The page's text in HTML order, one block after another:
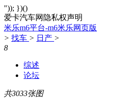
")); })()
爱卡汽车网隐私权声明
米乐m6平台-m6米乐网页版
> 找车 > 日产 >
8
综述
论坛
共3033张图